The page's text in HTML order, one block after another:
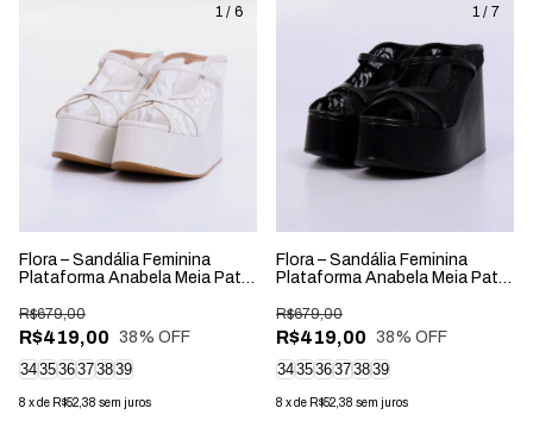
1 / 6
Flora – Sandália Feminina
Plataforma Anabela Meia Pata
R$419,00
R$679,00
38% OFF
343536373839
8 xde R$52,38 sem juros
1 / 7
Flora – Sandália Feminina
Plataforma Anabela Meia Pata
R$419,00
R$679,00
38% OFF
343536373839
8 xde R$52,38 sem juros